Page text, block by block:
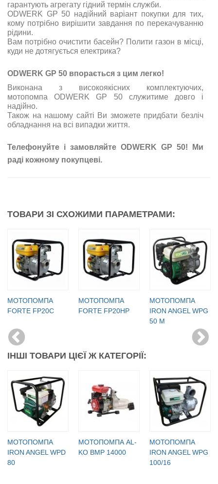
гарантують агрегату гідний термін служби.
ODWERK GP 50 надійний варіант покупки для тих,
кому потрібно вирішити завдання по перекачуванню
рідини.
Вам потрібно очистити басейн? Полити газон в місці,
куди не дотягується електрика?
ODWERK GP 50 впорається з цим легко!
Виконана з високоякісних комплектуючих,
мотопомпа ODWERK GP 50 служитиме довго і
надійно.
Також на нашому сайті Ви зможете придбати безліч
обладнання на всі випадки життя.
Телефонуйте і замовляйте ODWERK GP 50! Ми
раді кожному покупцеві.
ТОВАРИ ЗІ СХОЖИМИ ПАРАМЕТРАМИ:
МОТОПОМПА
FORTE FP20C
МОТОПОМПА
FORTE FP20HP
МОТОПОМПА
IRON ANGEL WPG
50 M
ІНШІ ТОВАРИ ЦІЄЇ Ж КАТЕГОРІЇ:
МОТОПОМПА
IRON ANGEL WPD
80
МОТОПОМПА AL-
KO BMP 14000
МОТОПОМПА
IRON ANGEL WPG
100/16